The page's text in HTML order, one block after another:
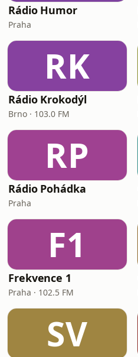
Rádio Humor
Praha
RK
Rádio Krokodýl
Brno · 103.0 FM
RP
Rádio Pohádka
Praha
F1
Frekvence 1
Praha · 102.5 FM
SV